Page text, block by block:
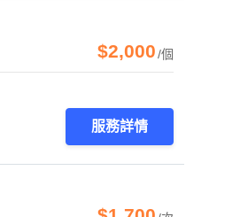
$2,000/個
服務詳情